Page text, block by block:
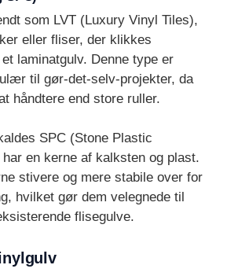
som LVT (Luxury Vinyl Tiles),
eller fliser, der klikkes
laminatgulv. Denne type er
til gør-det-selv-projekter, da
håndtere end store ruller.
SPC (Stone Plastic
en kerne af kalksten og plast.
stivere og mere stabile over for
hvilket gør dem velegnede til
flisegulve.